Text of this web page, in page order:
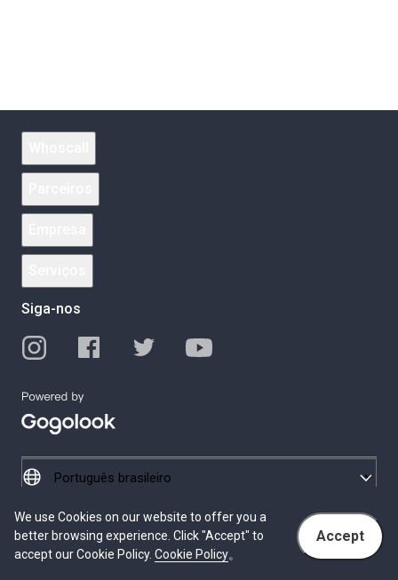
Siga-nos
© 2026 Gogolook. All Rights Reserved.
Política de Privacidade Termos de serviço
We use Cookies on our website to offer you a
better browsing experience. Click "Accept" to
accept our Cookie Policy. Cookie Policy。
Accept